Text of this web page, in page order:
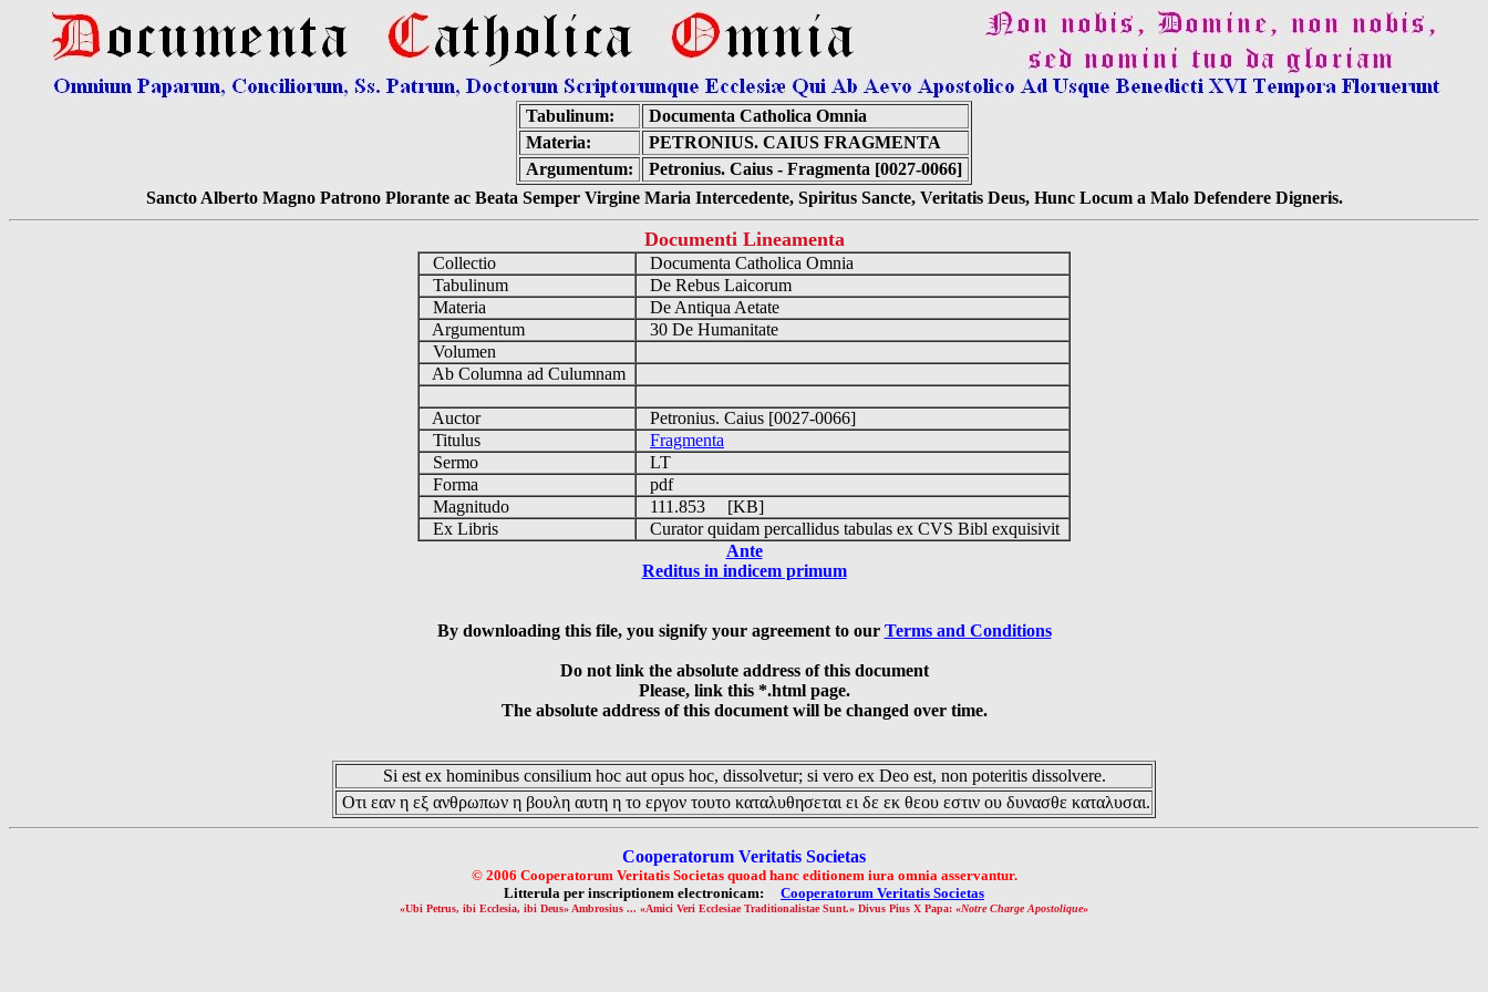
Tabulinum:
Documenta Catholica Omnia
Materia:
PETRONIUS. CAIUS FRAGMENTA
Argumentum:
Petronius. Caius - Fragmenta [0027-0066]
Sancto Alberto Magno Patrono Plorante ac Beata Semper Virgine Maria Intercedente, Spiritus Sancte, Veritatis Deus, Hunc Locum a Malo Defendere Digneris.
Documenti Lineamenta
Collectio
Documenta Catholica Omnia
Tabulinum
De Rebus Laicorum
Materia
De Antiqua Aetate
Argumentum
30 De Humanitate
Volumen
Ab Columna ad Culumnam
Auctor
Petronius. Caius [0027-0066]
Titulus
Fragmenta
Sermo
LT
Forma
pdf
Magnitudo
111.853 [KB]
Ex Libris
Curator quidam percallidus tabulas ex CVS Bibl exquisivit
Ante
Reditus in indicem primum
By downloading this file, you signify your agreement to our Terms and Conditions
Do not link the absolute address of this document
Please, link this *.html page.
The absolute address of this document will be changed over time.
Si est ex hominibus consilium hoc aut opus hoc, dissolvetur; si vero ex Deo est, non poteritis dissolvere.
Οτι εαν η εξ ανθρωπων η βουλη αυτη η το εργον τουτο καταλυθησεται ει δε εκ θεου εστιν ου δυνασθε καταλυσαι.
Cooperatorum Veritatis Societas
© 2006 Cooperatorum Veritatis Societas quoad hanc editionem iura omnia asservantur.
Litterula per inscriptionem electronicam: Cooperatorum Veritatis Societas
«Ubi Petrus, ibi Ecclesia, ibi Deus» Ambrosius ... «Amici Veri Ecclesiae Traditionalistae Sunt.» Divus Pius X Papa: «Notre Charge Apostolique»